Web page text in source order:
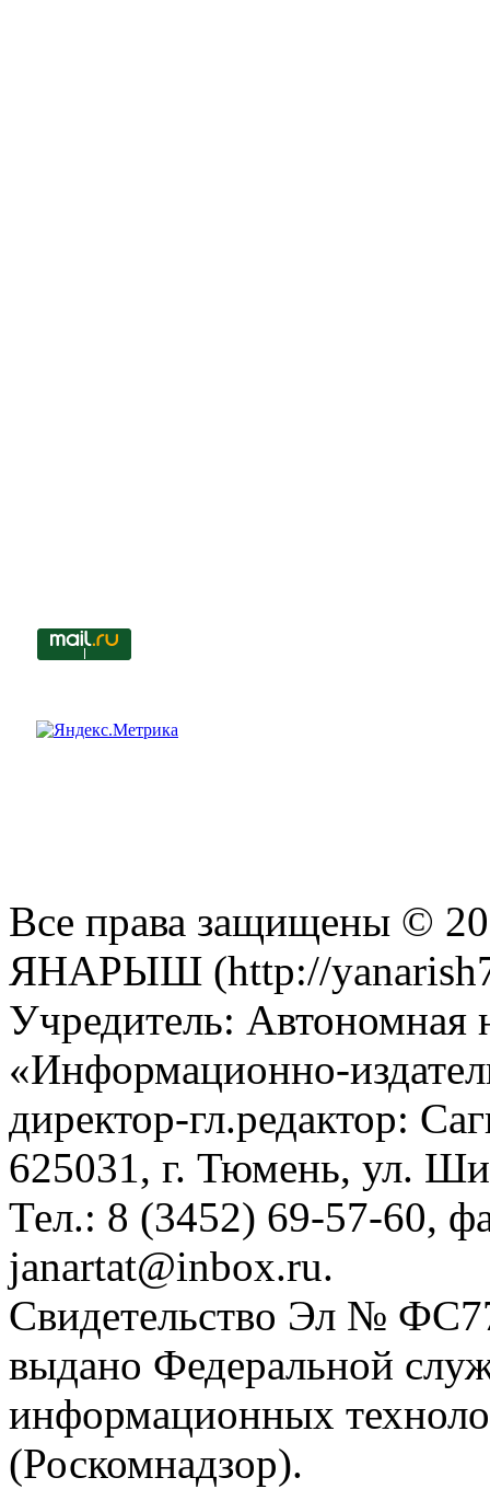
Все права защищены ©
ЯНАРЫШ (http://
Учредитель: Автономная
«Информационно-
директор-гл.редактор:
625031, г. Тюмень, ул.
Тел.: 8 (3452) 69-57-60,
janartat@inbox.ru.
Свидетельство Эл №
выдано Федеральной
информационных
(Роскомнадзор).